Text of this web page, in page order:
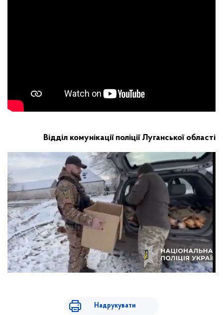
Відділ комунікації поліції Луганської області
Надрукувати